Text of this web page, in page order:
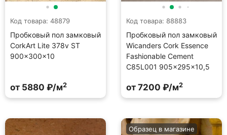
Код товара: 48879
Пробковый пол замковый
CorkArt Lite 378v ST
900×300×10
от 5880 ₽/м2
Код товара: 88883
Пробковый пол замковый
Wicanders Cork Essence
Fashionable Cement
C85L001 905×295×10,5
от 7200 ₽/м2
Образец в магазине